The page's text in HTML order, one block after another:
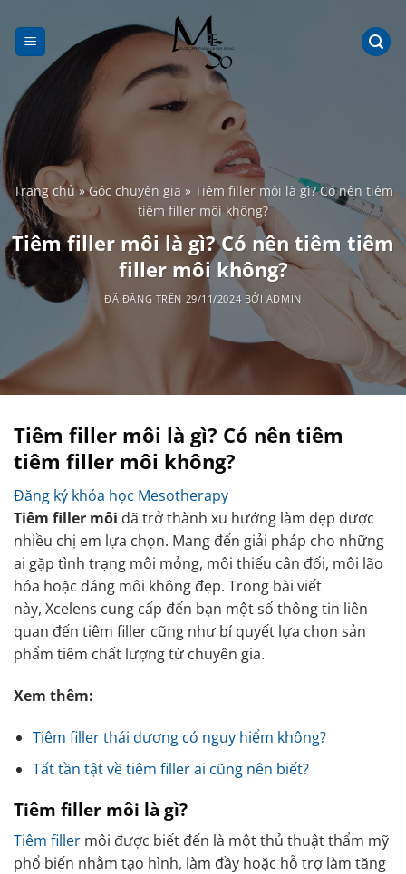
đến
nội
dung
Trang chủ»Góc chuyên gia » Tiêm filler môi là gì? Có nên tiêm
tiêm filler môi không?
Tiêm filler môi là gì? Có nên tiêm tiêm
filler môi không?
ĐÃ ĐĂNG TRÊN 29/11/2024 BỞI ADMIN
Tiêm filler môi là gì? Có nên tiêm
tiêm filler môi không?
Đăng ký khóa học Mesotherapy
Tiêm filler môi đã trở thành xu hướng làm đẹp được
nhiều chị em lựa chọn. Mang đến giải pháp cho những
ai gặp tình trạng môi mỏng, môi thiếu cân đối, môi lão
hóa hoặc dáng môi không đẹp. Trong bài viết
này, Xcelens cung cấp đến bạn một số thông tin liên
quan đến tiêm filler cũng như bí quyết lựa chọn sản
phẩm tiêm chất lượng từ chuyên gia.
Xem thêm:
Tiêm filler thái dương có nguy hiểm không?
Tất tần tật về tiêm filler ai cũng nên biết?
Tiêm filler môi là gì?
Tiêm filler môi được biết đến là một thủ thuật thẩm mỹ
phổ biến nhằm tạo hình, làm đầy hoặc hỗ trợ làm tăng